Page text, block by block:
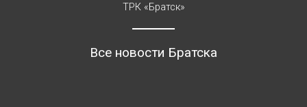
ТРК «Братск»
Все новости Братска